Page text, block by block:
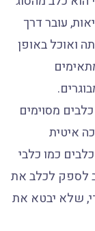
עובר דרך
ואוכל באופן
מסוימים
איטית
כמו כלבי
לספק לכלב את
שלא יבטא את